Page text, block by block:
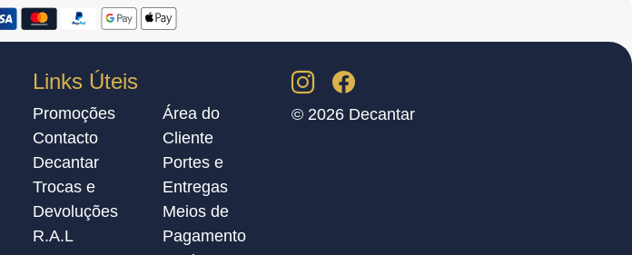
Links Úteis
Promoções
Contacto
Decantar
Trocas e
Devoluções
R.A.L
Área do
Cliente
Portes e
Entregas
Meios de
Pagamento
© 2026 Decantar